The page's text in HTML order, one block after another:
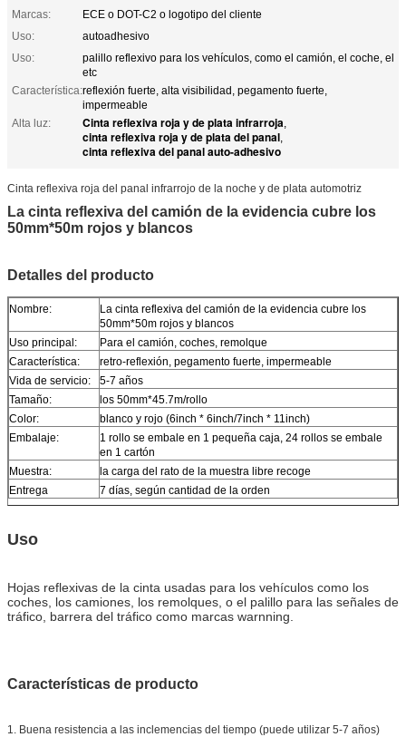
Marcas:
ECE o DOT-C2 o logotipo del cliente
Uso:
autoadhesivo
Uso:
palillo reflexivo para los vehículos, como el camión, el coche, el
etc
Característica:reflexión fuerte, alta visibilidad, pegamento fuerte,
impermeable
Alta luz:
Cinta reflexiva roja y de plata infrarroja,
cinta reflexiva roja y de plata del panal,
cinta reflexiva del panal auto-adhesivo
Cinta reflexiva roja del panal infrarrojo de la noche y de plata automotriz
La cinta reflexiva del camión de la evidencia cubre los
50mm*50m rojos y blancos
Detalles del producto
Nombre:
La cinta reflexiva del camión de la evidencia cubre los
50mm*50m rojos y blancos
Uso principal:
Para el camión, coches, remolque
Característica:
retro-reflexión, pegamento fuerte, impermeable
Vida de servicio:
5-7 años
Tamaño:
los 50mm*45.7m/rollo
Color:
blanco y rojo (6inch * 6inch/7inch * 11inch)
Embalaje:
1 rollo se embale en 1 pequeña caja, 24 rollos se embale
en 1 cartón
Muestra:
la carga del rato de la muestra libre recoge
Entrega
7 días, según cantidad de la orden
Uso
Hojas reflexivas de la cinta usadas para los vehículos como los
coches, los camiones, los remolques, o el palillo para las señales de
tráfico, barrera del tráfico como marcas warnning.
Características de producto
1. Buena resistencia a las inclemencias del tiempo (puede utilizar 5-7 años)